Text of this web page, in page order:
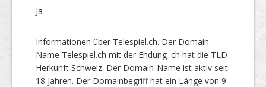
Ja
Informationen über Telespiel.ch. Der Domain-
Name Telespiel.ch mit der Endung .ch hat die TLD-
Herkunft Schweiz. Der Domain-Name ist aktiv seit
18 Jahren. Der Domainbegriff hat ein Länge von 9